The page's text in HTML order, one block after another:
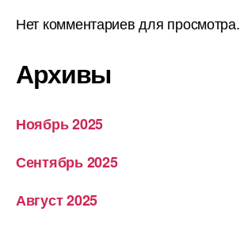
Нет комментариев для просмотра.
Архивы
Ноябрь 2025
Сентябрь 2025
Август 2025